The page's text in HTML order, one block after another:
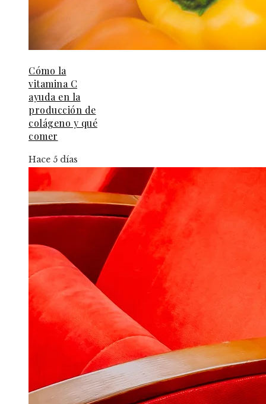
Cómo la
vitamina C
ayuda en la
producción de
colágeno y qué
comer
Hace 5 días